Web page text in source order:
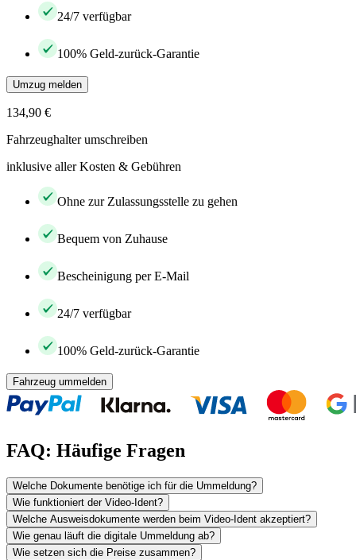
24/7 verfügbar
100% Geld-zurück-Garantie
Umzug melden
134,90 €
Fahrzeughalter umschreiben
inklusive aller Kosten & Gebühren
Ohne zur Zulassungsstelle zu gehen
Bequem von Zuhause
Bescheinigung per E-Mail
24/7 verfügbar
100% Geld-zurück-Garantie
Fahrzeug ummelden
FAQ: Häufige Fragen
Welche Dokumente benötige ich für die Ummeldung?
Wie funktioniert der Video-Ident?
Welche Ausweisdokumente werden beim Video-Ident akzeptiert?
Wie genau läuft die digitale Ummeldung ab?
Wie setzen sich die Preise zusammen?